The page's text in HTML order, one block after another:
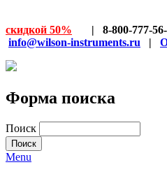
скидкой 50% | 8-800-777-56-
info@wilson-instruments.ru |
Форма поиска
Поиск
Menu